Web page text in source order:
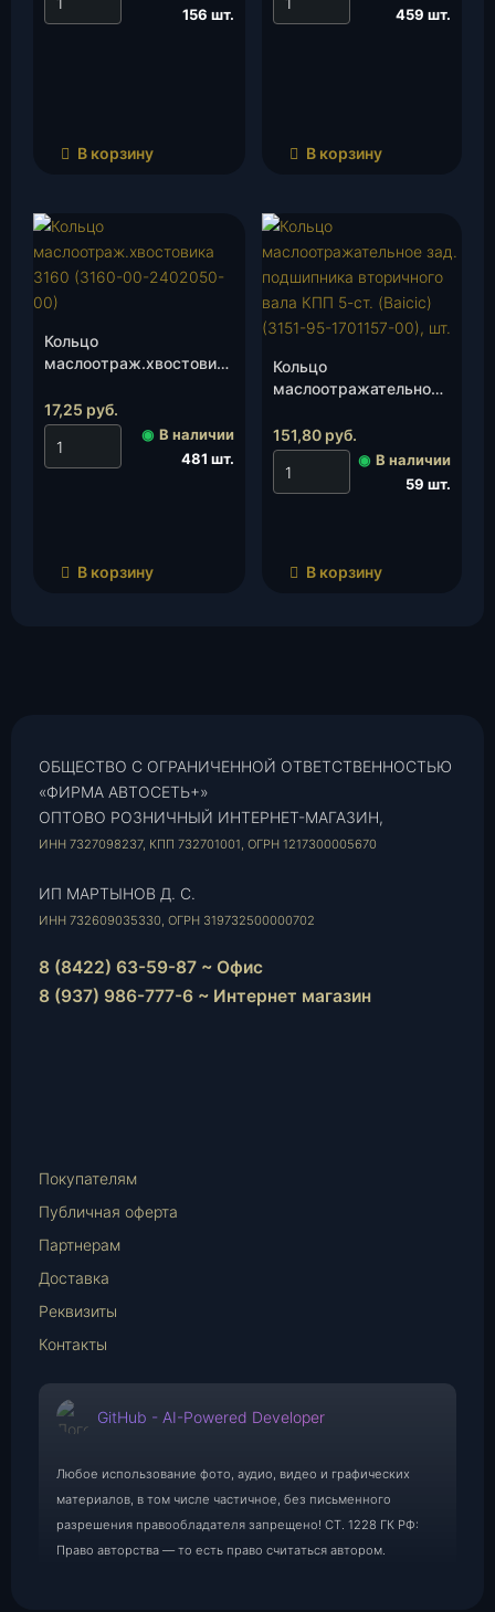
156 шт.
В корзину
459 шт.
В корзину
Кольцо
маслоотраж.хвостовика
2402050-00), шт.
17,25 руб.
◉ В наличии
481 шт.
В корзину
Кольцо
маслоотражательное
вторичного вала КПП
5-ст. (Baicic)(3151-95-
1701157-00), шт.
151,80 руб.
◉ В наличии
59 шт.
В корзину
ОБЩЕСТВО С ОГРАНИЧЕННОЙ ОТВЕТСТВЕННОСТЬЮ
«ФИРМА АВТОСЕТЬ+»
ОПТОВО РОЗНИЧНЫЙ ИНТЕРНЕТ-МАГАЗИН,
ИНН 7327098237, КПП 732701001, ОГРН 1217300005670
ИП МАРТЫНОВ Д. С.
ИНН 732609035330, ОГРН 319732500000702
8 (8422) 63-59-87 ~ Офис
8 (937) 986-777-6 ~ Интернет магазин
Mail
Покупателям
Публичная оферта
Партнерам
Доставка
Реквизиты
Контакты
GitHub - AI-Powered Developer
Любое использование фото, аудио, видео и графических
материалов, в том числе частичное, без письменного
разрешения правообладателя запрещено! СТ. 1228 ГК РФ:
Право авторства — то есть право считаться автором.